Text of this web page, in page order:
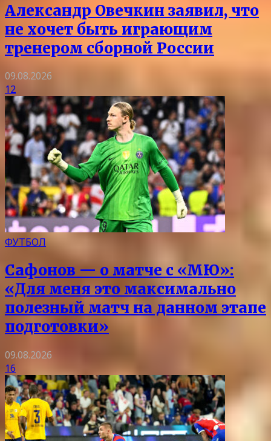
Александр Овечкин заявил, что
не хочет быть играющим
тренером сборной России
09.08.2026
12
ФУТБОЛ
Сафонов — о матче с «МЮ»:
«Для меня это максимально
полезный матч на данном этапе
подготовки»
09.08.2026
16